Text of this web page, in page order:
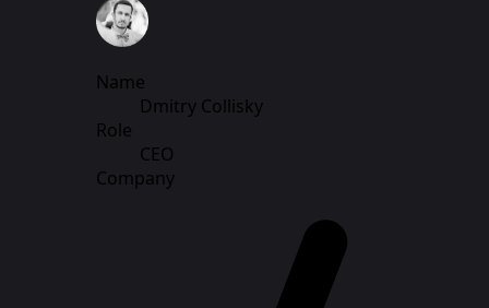
Name
Dmitry Collisky
Role
CEO
Company